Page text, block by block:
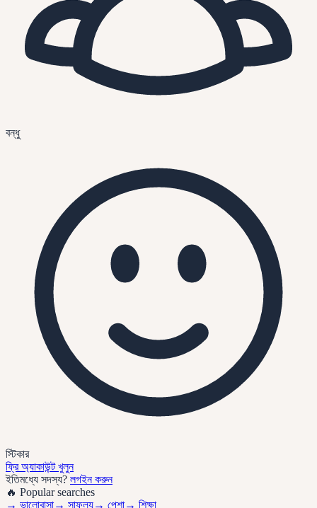
বন্ধু
স্টিকার
ফ্রি অ্যাকাউন্ট খুলুন
ইতিমধ্যে সদস্য? লগইন করুন
🔥 Popular searches
→ ভালোবাসা→ সাফল্য→ পেশা→ শিক্ষা